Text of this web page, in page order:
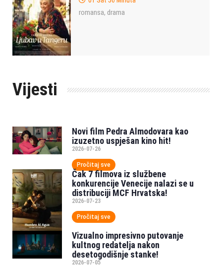
romansa, drama
Vijesti
Novi film Pedra Almodovara kao
izuzetno uspješan kino hit!
2026-07-26
Pročitaj sve
Čak 7 filmova iz službene
konkurencije Venecije nalazi se u
distribuciji MCF Hrvatska!
2026-07-23
Pročitaj sve
Vizualno impresivno putovanje
kultnog redatelja nakon
desetogodišnje stanke!
2026-07-05